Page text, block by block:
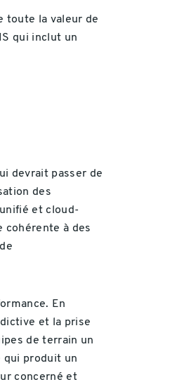
toute la valeur de
qui inclut un
devrait passer de
des
et cloud-
cohérente à des
En
et la prise
de terrain un
qui produit un
concerné et